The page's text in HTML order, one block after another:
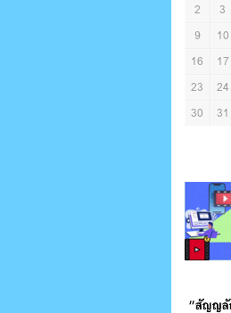
2
3
9
10
16
17
23
24
30
31